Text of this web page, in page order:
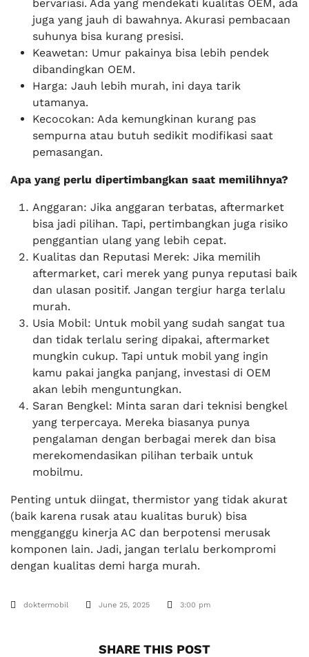
bervariasi. Ada yang mendekati kualitas OEM, ada
juga yang jauh di bawahnya. Akurasi pembacaan
suhunya bisa kurang presisi.
Keawetan: Umur pakainya bisa lebih pendek
dibandingkan OEM.
Harga: Jauh lebih murah, ini daya tarik
utamanya.
Kecocokan: Ada kemungkinan kurang pas
sempurna atau butuh sedikit modifikasi saat
pemasangan.
Apa yang perlu dipertimbangkan saat memilihnya?
Anggaran: Jika anggaran terbatas, aftermarket
bisa jadi pilihan. Tapi, pertimbangkan juga risiko
penggantian ulang yang lebih cepat.
Kualitas dan Reputasi Merek: Jika memilih
aftermarket, cari merek yang punya reputasi baik
dan ulasan positif. Jangan tergiur harga terlalu
murah.
Usia Mobil: Untuk mobil yang sudah sangat tua
dan tidak terlalu sering dipakai, aftermarket
mungkin cukup. Tapi untuk mobil yang ingin
kamu pakai jangka panjang, investasi di OEM
akan lebih menguntungkan.
Saran Bengkel: Minta saran dari teknisi bengkel
yang terpercaya. Mereka biasanya punya
pengalaman dengan berbagai merek dan bisa
merekomendasikan pilihan terbaik untuk
mobilmu.
Penting untuk diingat, thermistor yang tidak akurat
(baik karena rusak atau kualitas buruk) bisa
mengganggu kinerja AC dan berpotensi merusak
komponen lain. Jadi, jangan terlalu berkompromi
dengan kualitas demi harga murah.
doktermobil June 25, 2025 3:00 pm
SHARE THIS POST​